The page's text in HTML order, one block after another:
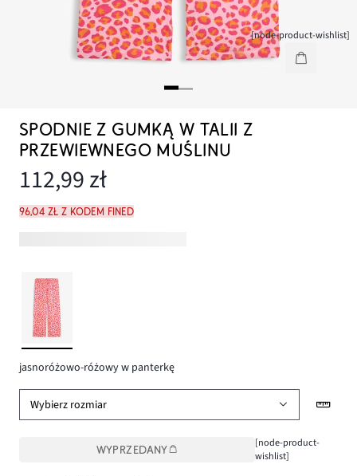
[node-product-wishlist]
SPODNIE Z GUMKĄ W TALII Z
PRZEWIEWNEGO MUŚLINU
112,99 zł
96,04 zł z kodem FINED
jasnoróżowo-różowy w panterkę
Wybierz rozmiar
WYPRZEDANY
[node-product-
wishlist]